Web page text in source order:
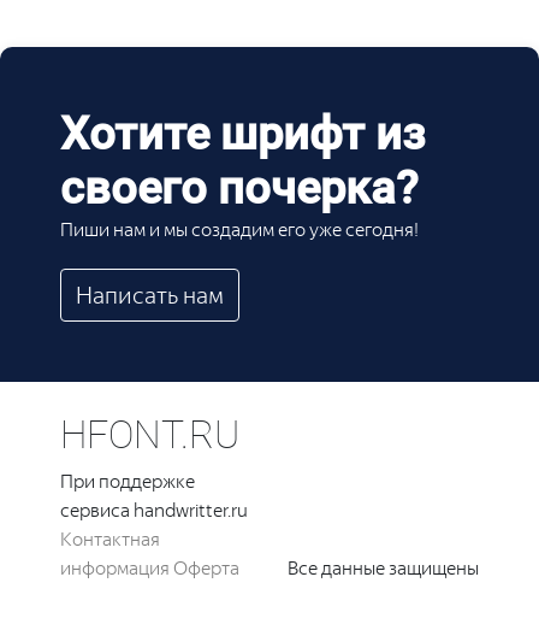
Хотите шрифт из
своего почерка?
Пиши нам и мы создадим его уже сегодня!
Написать нам
HFONT.RU
При поддержке
сервиса handwritter.ru
Контактная
информация Оферта Все данные защищены